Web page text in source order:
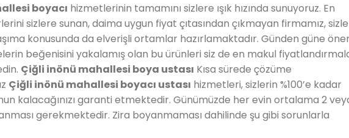
boyacı hizmetlerinin tamamını sizlere ışık hızında sunuyoruz. En
sizlere sunan, daima uygun fiyat çıtasından çıkmayan firmamız,
konusunda da elverişli ortamlar hazırlamaktadır. Günden güne
beğenisini yakalamış olan bu ürünleri siz de en makul
Çiğli inönü mahallesi boya ustası Kısa sürede çözüme
Çiğli inönü mahallesi boyacı ustası hizmetleri, sizlerin %100’e kadar
kalacağınızı garanti etmektedir. Günümüzde her evin ortalama 2
gerekmektedir. Zira boyanmaması dahilinde şu gibi sorunlarla